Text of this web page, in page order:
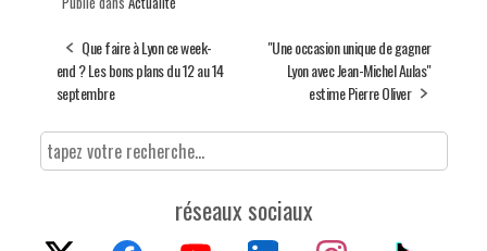
Que faire à Lyon ce week-
end ? Les bons plans du 12 au 14
septembre
"Une occasion unique de gagner
Lyon avec Jean-Michel Aulas"
estime Pierre Oliver
réseaux sociaux